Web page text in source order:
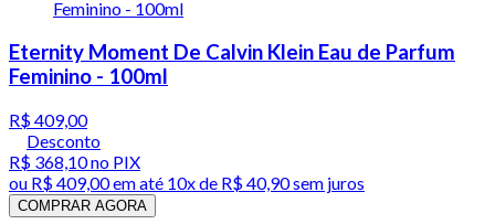
Eternity Moment De Calvin Klein Eau de Parfum
Feminino - 100ml
R$ 409,00
Desconto
R$ 368,10no PIX
ou R$ 409,00em até 10x de R$ 40,90 sem juros
COMPRAR AGORA